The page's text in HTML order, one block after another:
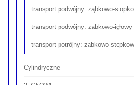
transport podwójny: ząbkowo-
transport podwójny: ząbkowo-igłowy
transport potrójny: ząbkowo-
Cylindryczne